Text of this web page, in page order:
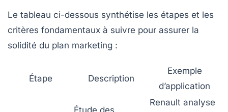
Le tableau ci-dessous synthétise les étapes et les
critères fondamentaux à suivre pour assurer la
solidité du plan marketing :
Étape Description
Exemple
d’application
Renault analyse